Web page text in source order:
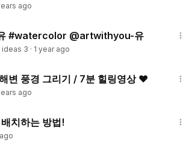
ago
ideas 3 · 1 year ago
변 풍경 그리기 / 7분 힐링영상 ♥
ago
치하는 방법!